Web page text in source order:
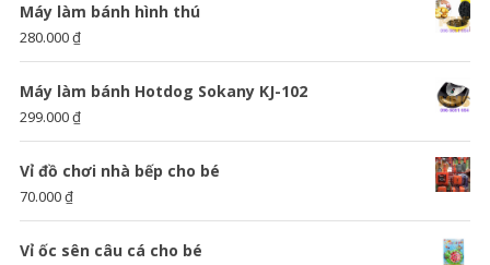
Máy làm bánh hình thú
280.000₫
Máy làm bánh Hotdog Sokany KJ-102
299.000₫
Vỉ đồ chơi nhà bếp cho bé
70.000₫
Vỉ ốc sên câu cá cho bé